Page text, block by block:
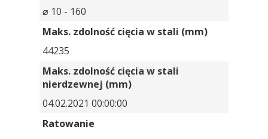
⌀ 10 - 160
Maks. zdolność cięcia w stali (mm)
44235
Maks. zdolność cięcia w stali
nierdzewnej (mm)
04.02.2021 00:00:00
Ratowanie